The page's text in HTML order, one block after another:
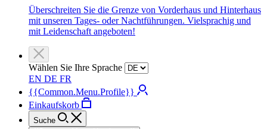
Überschreiten Sie die Grenze von Vorderhaus und Hinterhaus
mit unseren Tages- oder Nachtführungen. Vielsprachig und
mit Leidenschaft angeboten!
Wählen Sie Ihre Sprache
EN DE FR
{{Common.Menu.Profile}}
Einkaufskorb
Suche